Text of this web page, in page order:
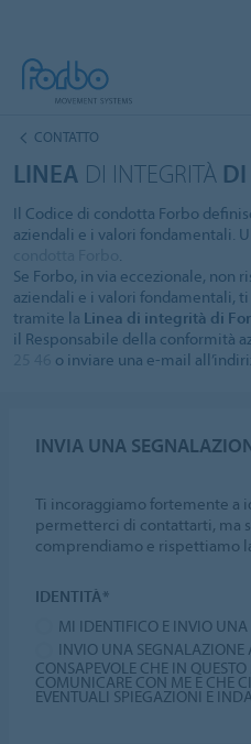
CONTATTO
LINEA DI INTEGRITÀ
Il Codice di condotta Forbo
aziendali e i valori fondamentali.
Se Forbo, in via eccezionale,
aziendali e i valori fondamentali,
tramite la Linea di integrità di
il Responsabile della conformità
o inviare una e-mail
INVIA UNA
Ti incoraggiamo fortemente a
permetterci di contattarti, ma
comprendiamo e rispettiamo
IDENTITÀ*
MI IDENTIFICO E INVIO
INVIO UNA
CONSAPEVOLE CHE IN
COMUNICARE CON ME E CHE
EVENTUALI SPIEGAZIONI E